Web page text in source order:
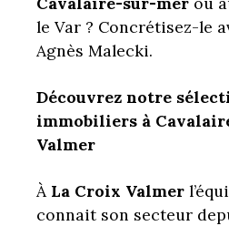
le Var ? Concrétisez-le
Agnès Malecki.
Découvrez notre
immobiliers à
Valmer
À La Croix Valmer
connait son secteur